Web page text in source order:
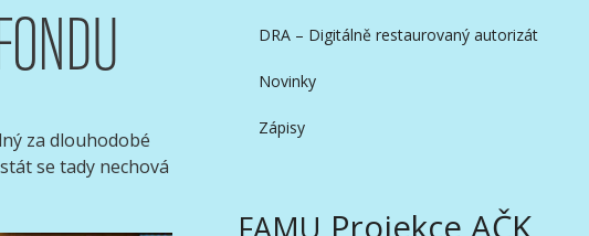
za dlouhodobé
se tady nechová
DRA – Digitálně restaurovaný autorizát
Novinky
Zápisy
FAMU